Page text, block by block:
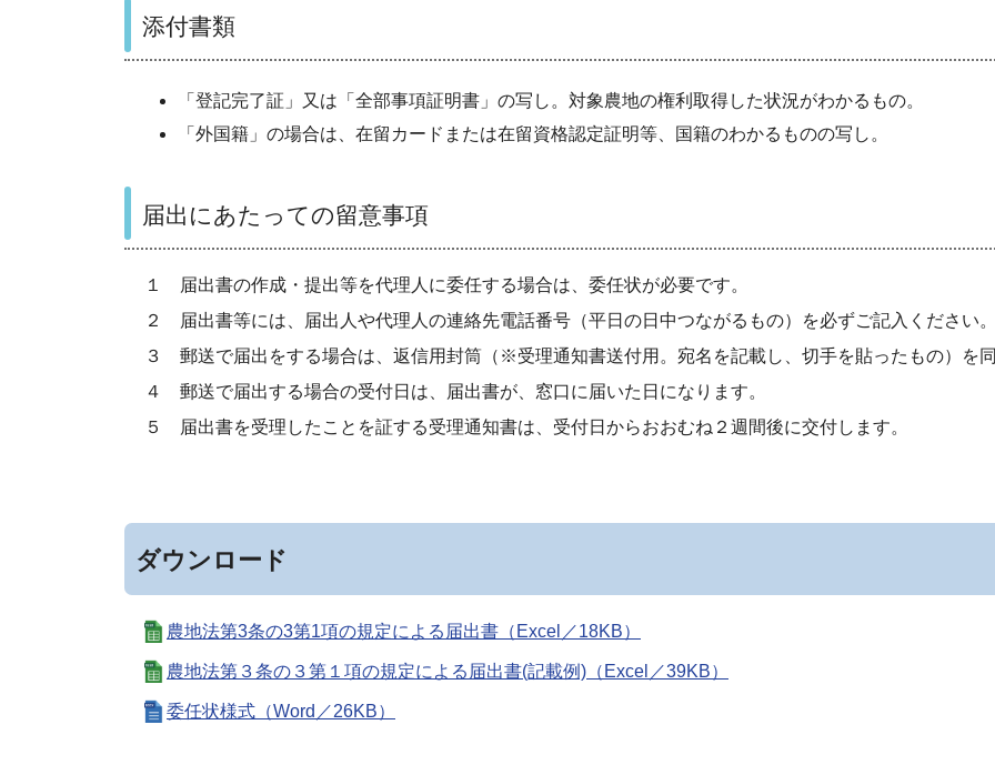
添付書類
「登記完了証」又は「全部事項証明書」の写し。対象農地の権利取得した状況がわかるもの。
「外国籍」の場合は、在留カードまたは在留資格認定証明等、国籍のわかるものの写し。
届出にあたっての留意事項
１ 届出書の作成・提出等を代理人に委任する場合は、委任状が必要です。
２ 届出書等には、届出人や代理人の連絡先電話番号（平日の日中つながるもの）を必ずご記入ください
３ 郵送で届出をする場合は、返信用封筒（※受理通知書送付用。宛名を記載し、切手を貼ったもの）を
４ 郵送で届出する場合の受付日は、届出書が、窓口に届いた日になります。
５ 届出書を受理したことを証する受理通知書は、受付日からおおむね２週間後に交付します。
ダウンロード
農地法第3条の3第1項の規定による届出書（Excel／18KB）
農地法第３条の３第１項の規定による届出書(記載例)（Excel／39KB）
委任状様式（Word／26KB）